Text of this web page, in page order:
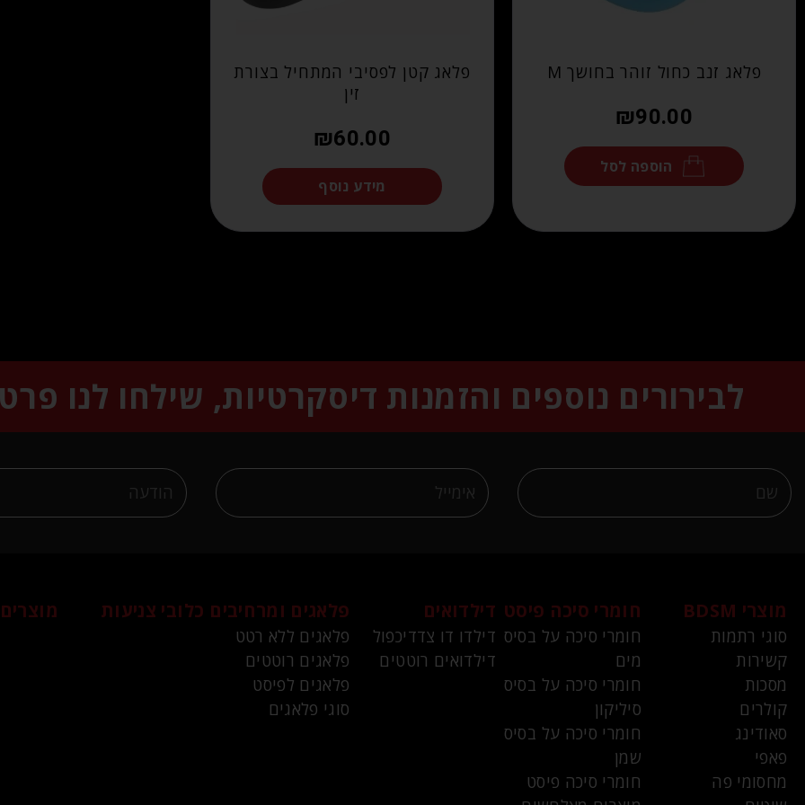
פלאג זנב כחול זוהר בחושך M
₪90.00
הוספה לסל
פלאג קטן לפסיבי המתחיל בצורת
זין
₪60.00
מידע נוסף
לבירורים נוספים והזמנות דיסקרטיות, שילחו לנו
מוצרי BDSM
סוגי רתמות
קשירות
מסכות
קולרים
סאודינג
פאפי
מחסומי פה
חומרי סיכה פיסט
חומרי סיכה על בסיס
מים
חומרי סיכה על בסיס
סיליקון
חומרי סיכה על בסיס
שמן
חומרי סיכה פיסט
דילדואים
דילדו דו צדדיכפול
דילדואים רוטטים
פלאגים ומרחיבים
פלאגים ללא רטט
פלאגים רוטטים
פלאגים לפיסט
סוגי פלאגים
כלובי צניעות